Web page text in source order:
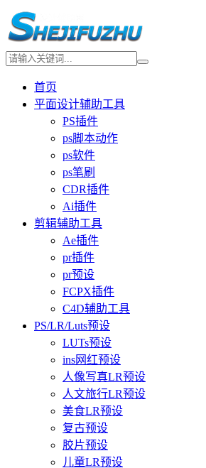
首页
平面设计辅助工具
PS插件
ps脚本动作
ps软件
ps笔刷
CDR插件
Ai插件
剪辑辅助工具
Ae插件
pr插件
pr预设
FCPX插件
C4D辅助工具
PS/LR/Luts预设
LUTs预设
ins网红预设
人像写真LR预设
人文旅行LR预设
美食LR预设
复古预设
胶片预设
儿童LR预设